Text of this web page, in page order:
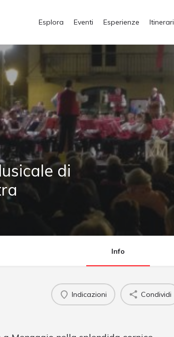
Esplora Eventi Esperienze Itinerari
di
Info
Indicazioni Condividi